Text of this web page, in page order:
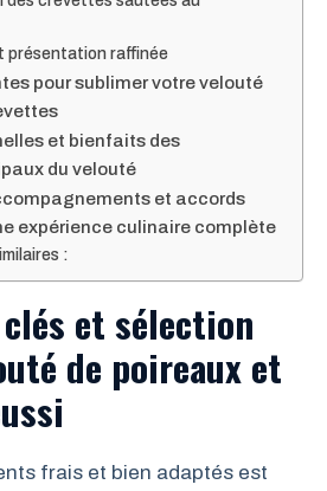
présentation raffinée
pour sublimer votre velouté
et bienfaits des
du velouté
et accords
expérience culinaire complète
:
et sélection
de poireaux et
frais et bien adaptés est